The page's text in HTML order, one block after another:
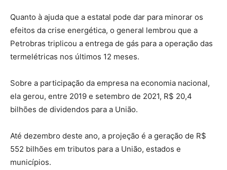
Quanto à ajuda que a estatal pode dar para minorar os
efeitos da crise energética, o general lembrou que a
Petrobras triplicou a entrega de gás para a operação das
termelétricas nos últimos 12 meses.
Sobre a participação da empresa na economia nacional,
ela gerou, entre 2019 e setembro de 2021, R$ 20,4
bilhões de dividendos para a União.
Até dezembro deste ano, a projeção é a geração de R$
552 bilhões em tributos para a União, estados e
municípios.